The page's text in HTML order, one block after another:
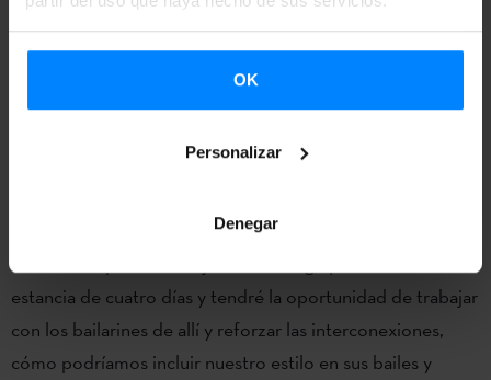
OK
Personalizar
Denegar
crear la coreografía paso a paso.
Seguimos en ello. Ahora, nuestra relación es virtual. Es
decir, trabajamos por teléfono o por vídeo, sobre todo. Al
mismo tiempo, yo sigo trabajando con mi grupo aquí y ella
La semana que viene viajo a Edimburgo para realizar una
estancia de cuatro días y tendré la oportunidad de trabajar
con los bailarines de allí y reforzar las interconexiones,
cómo podríamos incluir nuestro estilo en sus bailes y